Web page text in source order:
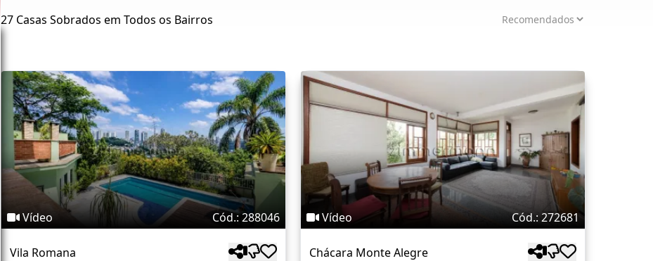
27 Casas Sobrados em Todos os Bairros
Vídeo Cód.: 288046
Vila Romana
Vídeo Cód.: 272681
Chácara Monte Alegre